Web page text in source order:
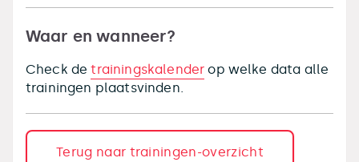
Waar en wanneer?
Check detrainingskalender op welke data alle
trainingen plaatsvinden.
Terug naar trainingen-overzicht